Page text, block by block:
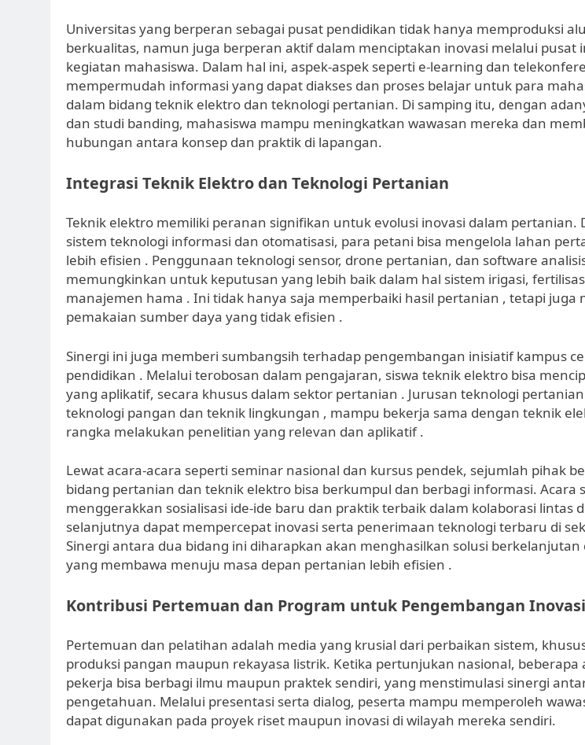
Universitas yang berperan sebagai pusat pendidikan tidak hanya memproduksi
berkualitas, namun juga berperan aktif dalam menciptakan inovasi melalui pusat
kegiatan mahasiswa. Dalam hal ini, aspek-aspek seperti e-learning dan
mempermudah informasi yang dapat diakses dan proses belajar untuk para
dalam bidang teknik elektro dan teknologi pertanian. Di samping itu, dengan
dan studi banding, mahasiswa mampu meningkatkan wawasan mereka dan
hubungan antara konsep dan praktik di lapangan.
Integrasi Teknik Elektro dan Teknologi Pertanian
Teknik elektro memiliki peranan signifikan untuk evolusi inovasi dalam pertanian.
sistem teknologi informasi dan otomatisasi, para petani bisa mengelola lahan
lebih efisien . Penggunaan teknologi sensor, drone pertanian, dan software
memungkinkan untuk keputusan yang lebih baik dalam hal sistem irigasi,
manajemen hama . Ini tidak hanya saja memperbaiki hasil pertanian , tetapi juga
pemakaian sumber daya yang tidak efisien .
Sinergi ini juga memberi sumbangsih terhadap pengembangan inisiatif kampus
pendidikan . Melalui terobosan dalam pengajaran, siswa teknik elektro bisa
yang aplikatif, secara khusus dalam sektor pertanian . Jurusan teknologi
teknologi pangan dan teknik lingkungan , mampu bekerja sama dengan teknik
rangka melakukan penelitian yang relevan dan aplikatif .
Lewat acara-acara seperti seminar nasional dan kursus pendek, sejumlah pihak
bidang pertanian dan teknik elektro bisa berkumpul dan berbagi informasi. Acara
menggerakkan sosialisasi ide-ide baru dan praktik terbaik dalam kolaborasi lintas
selanjutnya dapat mempercepat inovasi serta penerimaan teknologi terbaru di
Sinergi antara dua bidang ini diharapkan akan menghasilkan solusi berkelanjutan
yang membawa menuju masa depan pertanian lebih efisien .
Kontribusi Pertemuan dan Program untuk Pengembangan Inovasi
Pertemuan dan pelatihan adalah media yang krusial dari perbaikan sistem,
produksi pangan maupun rekayasa listrik. Ketika pertunjukan nasional, beberapa
pekerja bisa berbagi ilmu maupun praktek sendiri, yang menstimulasi sinergi
pengetahuan. Melalui presentasi serta dialog, peserta mampu memperoleh
dapat digunakan pada proyek riset maupun inovasi di wilayah mereka sendiri.